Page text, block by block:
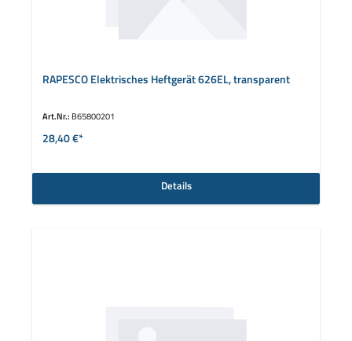
RAPESCO Elektrisches Heftgerät 626EL, transparent
Art.Nr.: B65800201
28,40 €*
Details